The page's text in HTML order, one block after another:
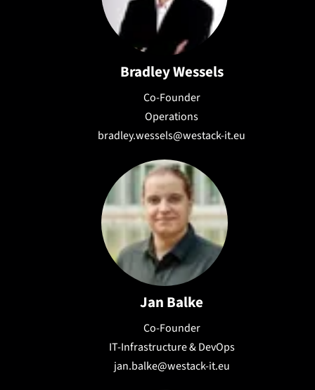
Bradley Wessels
Co-Founder
Operations
bradley.wessels@westack-it.eu
Jan Balke
Co-Founder
IT-Infrastructure & DevOps
jan.balke@westack-it.eu